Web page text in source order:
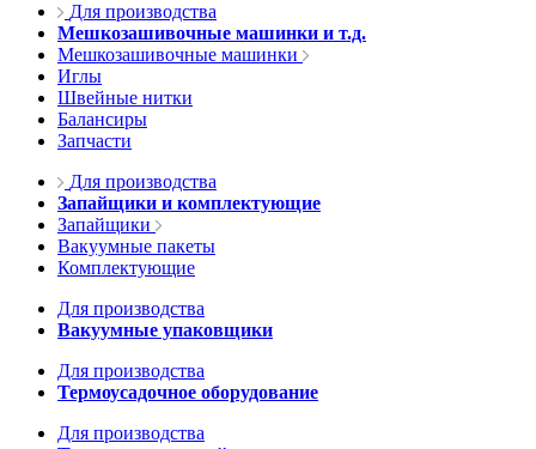
Для производства
Мешкозашивочные машинки и т.д.
Мешкозашивочные машинки
Иглы
Швейные нитки
Балансиры
Запчасти
Для производства
Запайщики и комплектующие
Запайщики
Вакуумные пакеты
Комплектующие
Для производства
Вакуумные упаковщики
Для производства
Термоусадочное оборудование
Для производства